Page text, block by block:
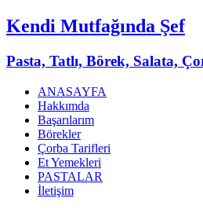
Kendi Mutfağında Şef
Pasta, Tatlı, Börek, Salata,
ANASAYFA
Hakkımda
Başarılarım
Börekler
Çorba Tarifleri
Et Yemekleri
PASTALAR
İletişim